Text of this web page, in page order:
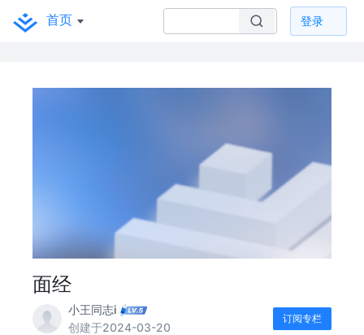
首页 登录
面经
小王同志i
创建于2024-03-20
订阅专栏